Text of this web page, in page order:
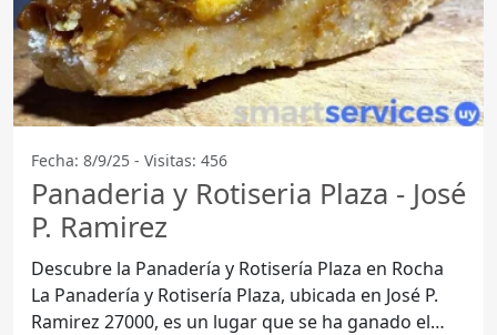
Fecha: 8/9/25 - Visitas: 456
Panaderia y Rotiseria Plaza - José
P. Ramirez
Descubre la Panadería y Rotisería Plaza en Rocha
La Panadería y Rotisería Plaza, ubicada en José P.
Ramirez 27000, es un lugar que se ha ganado el